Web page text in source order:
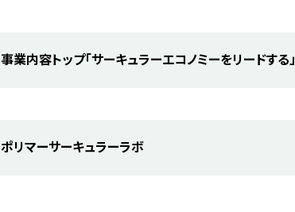
事業内容トップ「サーキュラーエコノミーをリードする」
ポリマーサーキュラーラボ